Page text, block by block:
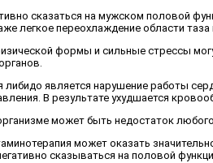
сказаться на мужском половой
легкое переохлаждение области
формы и сильные стрессы
либидо является нарушение работы
В результате ухудшается
может быть недостаток
может оказать
сказываться на половой